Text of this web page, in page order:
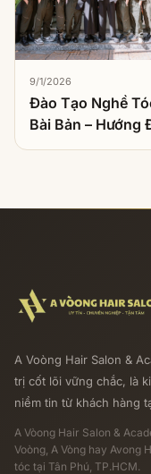
9/1/2026
Đào Tạo Nghề
Bài Bản – Hướng
Bền Vững Cho
A Voòng Hair Salon &
trị cốt lõi vững chắc, là
niềm tin từ khách hàng
A Vòong Hair Salon &
Voòng, A Vòng hay Avong
tóc tại Tân Phú, TP.HCM.